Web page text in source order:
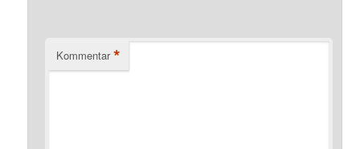
Kommentar *